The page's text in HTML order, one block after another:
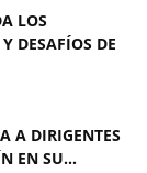
LOS
DESAFÍOS DE
A DIRIGENTES
EN SU...